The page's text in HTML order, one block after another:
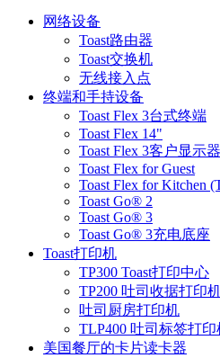
网络设备
Toast路由器
Toast交换机
无线接入点
终端和手持设备
Toast Flex 3台式终端
Toast Flex 14"
Toast Flex 3客户显示器
Toast Flex for Guest
Toast Flex for Kitchen
Toast Go® 2
Toast Go® 3
Toast Go® 3充电底座
Toast打印机
TP300 Toast打印中心
TP200 吐司收据打印
吐司厨房打印机
TLP400 吐司标签打印
美国餐厅的卡片读卡器